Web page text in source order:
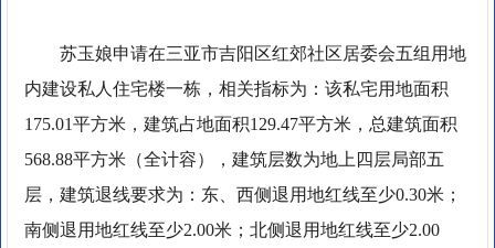
苏玉娘申请在三亚市吉阳区红郊社区居委会五组用地
内建设私人住宅楼一栋，相关指标为：该私宅用地面积
175.01平方米，建筑占地面积129.47平方米，总建筑面积
568.88平方米（全计容），建筑层数为地上四层局部五
层，建筑退线要求为：东、西侧退用地红线至少0.30米；
南侧退用地红线至少2.00米；北侧退用地红线至少2.00